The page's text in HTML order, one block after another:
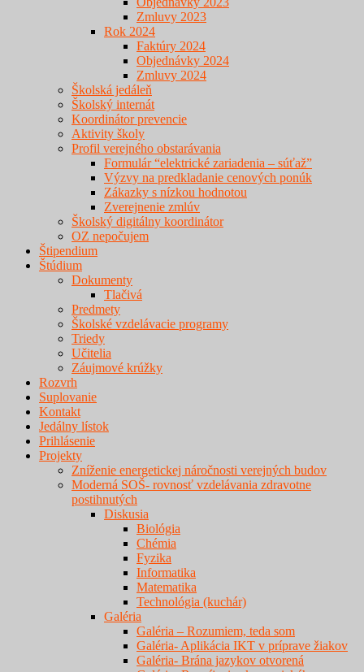
Zmluvy 2023
Rok 2024
Faktúry 2024
Objednávky 2024
Zmluvy 2024
Školská jedáleň
Školský internát
Koordinátor prevencie
Aktivity školy
Profil verejného obstarávania
Formulár “elektrické zariadenia – súťaž”
Výzvy na predkladanie cenových ponúk
Zákazky s nízkou hodnotou
Zverejnenie zmlúv
Školský digitálny koordinátor
OZ nepočujem
Štipendium
Štúdium
Dokumenty
Tlačivá
Predmety
Školské vzdelávacie programy
Triedy
Učitelia
Záujmové krúžky
Rozvrh
Suplovanie
Kontakt
Jedálny lístok
Prihlásenie
Projekty
Zníženie energetickej náročnosti verejných budov
Moderná SOŠ- rovnosť vzdelávania zdravotne
postihnutých
Diskusia
Biológia
Chémia
Fyzika
Informatika
Matematika
Technológia (kuchár)
Galéria
Galéria – Rozumiem, teda som
Galéria- Aplikácia IKT v príprave žiakov
Galéria- Brána jazykov otvorená